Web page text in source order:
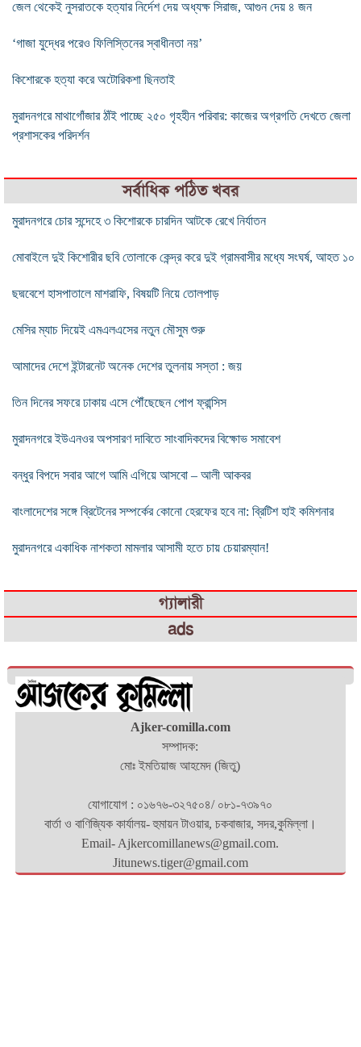
জেল থেকেই নুসরাতকে হত্যার নির্দেশ দেয় অধ্যক্ষ সিরাজ, আগুন দেয় ৪ জন
‘গাজা যুদ্ধের পরেও ফিলিস্তিনের স্বাধীনতা নয়’
কিশোরকে হত্যা করে অটোরিকশা ছিনতাই
মুরাদনগরে মাথাগোঁজার ঠাঁই পাচ্ছে ২৫০ গৃহহীন পরিবার: কাজের অগ্রগতি দেখতে জেলা
প্রশাসকের পরিদর্শন
সর্বাধিক পঠিত খবর
মুরাদনগরে চোর সন্দেহে ৩ কিশোরকে চারদিন আটকে রেখে নির্যাতন
মোবাইলে দুই কিশোরীর ছবি তোলাকে কেন্দ্র করে দুই গ্রামবাসীর মধ্যে সংঘর্ষ, আহত ১০
ছদ্মবেশে হাসপাতালে মাশরাফি, বিষয়টি নিয়ে তোলপাড়
মেসির ম্যাচ দিয়েই এমএলএসের নতুন মৌসুম শুরু
আমাদের দেশে ইন্টারনেট অনেক দেশের তুলনায় সস্তা : জয়
তিন দিনের সফরে ঢাকায় এসে পৌঁছেছেন পোপ ফ্রান্সিস
মুরাদনগরে ইউএনওর অপসারণ দাবিতে সাংবাদিকদের বিক্ষোভ সমাবেশ
বন্ধুর বিপদে সবার আগে আমি এগিয়ে আসবো – আলী আকবর
বাংলাদেশের সঙ্গে ব্রিটেনের সম্পর্কের কোনো হেরফের হবে না: ব্রিটিশ হাই কমিশনার
মুরাদনগরে একাধিক নাশকতা মামলার আসামী হতে চায় চেয়ারম্যান!
গ্যালারী
ads
Ajker-comilla.com
সম্পাদক:
মোঃ ইমতিয়াজ আহমেদ (জিতু)
যোগাযোগ : ০১৬৭৬-৩২৭৫০৪/ ০৮১-৭৩৯৭০
বার্তা ও বাণিজ্যিক কার্যালয়- হুমায়ন টাওয়ার, চকবাজার, সদর,কুমিল্লা।
Email- Ajkercomillanews@gmail.com.
Jitunews.tiger@gmail.com